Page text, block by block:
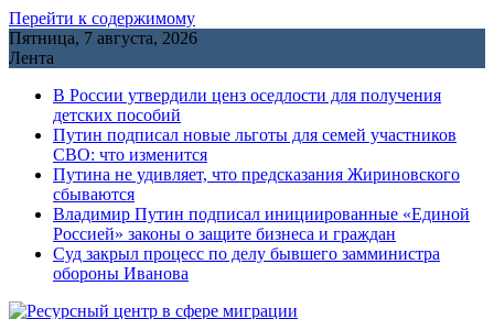
Перейти к содержимому
Пятница, 7 августа, 2026
Лента
В России утвердили ценз оседлости для получения
детских пособий
Путин подписал новые льготы для семей участников
СВО: что изменится
Путина не удивляет, что предсказания Жириновского
сбываются
Владимир Путин подписал инициированные «Единой
Россией» законы о защите бизнеса и граждан
Cуд закрыл процесс по делу бывшего замминистра
обороны Иванова